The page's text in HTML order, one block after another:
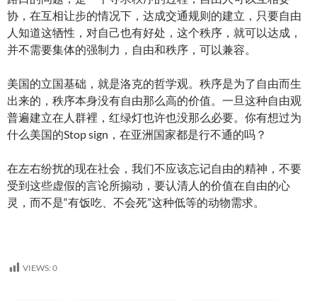
协，在互相让步的情况下，达成交通规则的建立，只要自由
人知道这牺性，对自己也有好处，这个秩序，就可以达成，
并不需要集体的强制力，自由和秩序，可以兼容。
美国的立国基础，就是洛克的哲学观。秩序是为了自由而生
出来的，秩序本身没有自由那么高的价值。一旦这种自由观
普遍建立在人群裡，红绿灯也许也没那么必要。你有想过为
什么美国的Stop sign，在亚洲国家都是行不通的吗？
在左右纷扰的现在社会，我们不应该忘记自由的精神，不要
受到这些虚假的言论所搧动，要认清人的价值在自由的心
灵，而不是“有饭吃、不会死”这种低等的动物需求。
VIEWS: 0